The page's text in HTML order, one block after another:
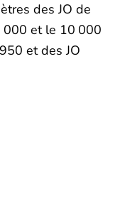
des JO de
000 et le 10 000
et des JO